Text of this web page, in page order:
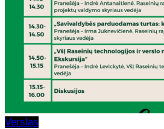
Verslas